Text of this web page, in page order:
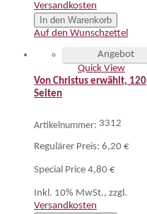
Versandkosten
In den Warenkorb
Auf den Wunschzettel
Angebot
Quick View
Von Christus erwählt, 120
Seiten
Artikelnummer: 3312
Regulärer Preis: 6,20 €
Special Price 4,80 €
Inkl. 10% MwSt., zzgl.
Versandkosten